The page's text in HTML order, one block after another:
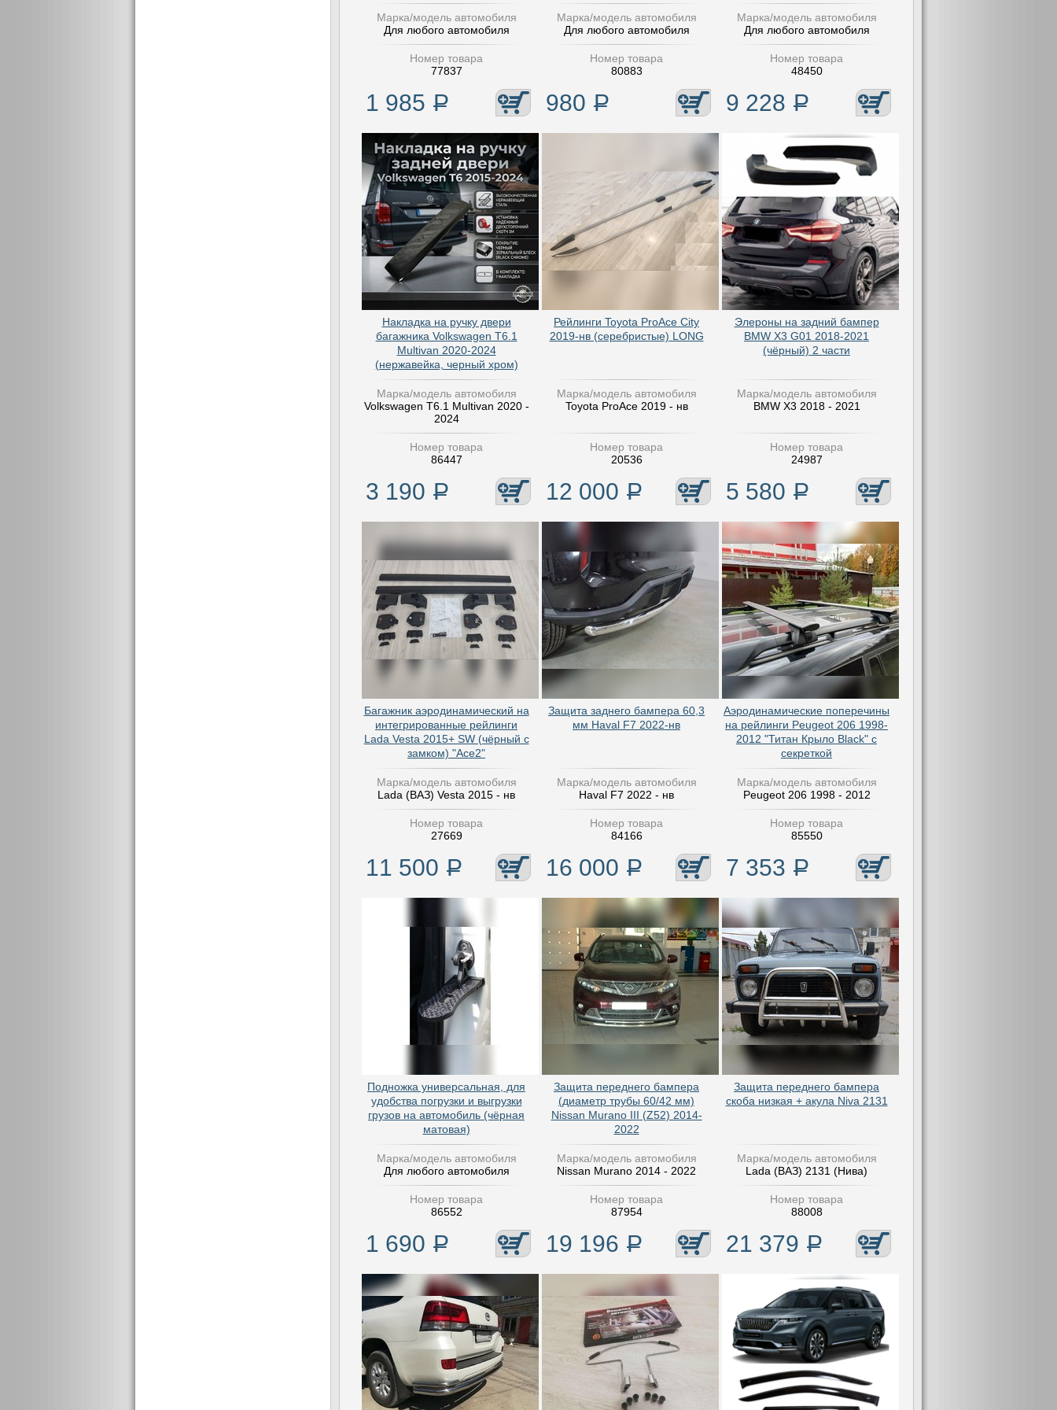
Марка/модель автомобиля
Для любого автомобиля
Номер товара
77837
1 985 Р
Марка/модель автомобиля
Для любого автомобиля
Номер товара
80883
980 Р
Марка/модель автомобиля
Для любого автомобиля
Номер товара
48450
9 228 Р
Накладка на ручку двери
багажника Volkswagen T6.1
Multivan 2020-2024
(нержавейка, черный хром)
Марка/модель автомобиля
Volkswagen T6.1 Multivan 2020 -
2024
Номер товара
86447
3 190 Р
Рейлинги Toyota ProAce City
2019-нв (серебристые) LONG
Марка/модель автомобиля
Toyota ProAce 2019 - нв
Номер товара
20536
12 000 Р
Элероны на задний бампер
BMW X3 G01 2018-2021
(чёрный) 2 части
Марка/модель автомобиля
BMW X3 2018 - 2021
Номер товара
24987
5 580 Р
Багажник аэродинамический на
интегрированные рейлинги
Lada Vesta 2015+ SW (чёрный с
замком) "Ace2"
Марка/модель автомобиля
Lada (ВАЗ) Vesta 2015 - нв
Номер товара
27669
11 500 Р
Защита заднего бампера 60,3
мм Haval F7 2022-нв
Марка/модель автомобиля
Haval F7 2022 - нв
Номер товара
84166
16 000 Р
Аэродинамические поперечины
на рейлинги Peugeot 206 1998-
2012 "Титан Крыло Black" с
секреткой
Марка/модель автомобиля
Peugeot 206 1998 - 2012
Номер товара
85550
7 353 Р
Подножка универсальная, для
удобства погрузки и выгрузки
грузов на автомобиль (чёрная
матовая)
Марка/модель автомобиля
Для любого автомобиля
Номер товара
86552
1 690 Р
Защита переднего бампера
(диаметр трубы 60/42 мм)
Nissan Murano III (Z52) 2014-
2022
Марка/модель автомобиля
Nissan Murano 2014 - 2022
Номер товара
87954
19 196 Р
Защита переднего бампера
скоба низкая + акула Niva 2131
Марка/модель автомобиля
Lada (ВАЗ) 2131 (Нива)
Номер товара
88008
21 379 Р